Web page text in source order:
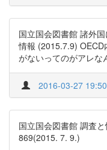
国立国会図書館 諸外
情報 (2015.7.9)
がないってのがアレな
2016-03-27
国立国会図書館 調査
869(2015. 7. 9.)